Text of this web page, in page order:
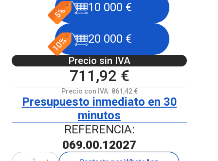
10 000 €
20 000 €
Precio sin IVA
711,92 €
Precio con IVA: 861,42 €
Presupuesto inmediato en 30
minutos
REFERENCIA:
069.00.12027